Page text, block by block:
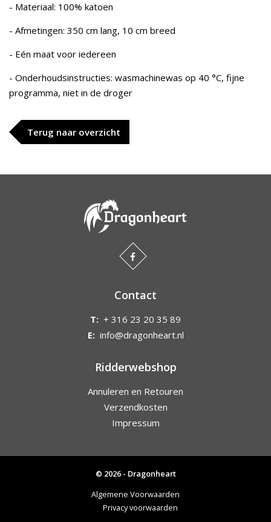
- Materiaal: 100% katoen
- Afmetingen: 350 cm lang, 10 cm breed
- Eén maat voor iedereen
- Onderhoudsinstructies: wasmachinewas op 40 °C, fijne
programma, niet in de droger
Terug naar overzicht
Contact
T: + 316 23 20 35 89
E: info@dragonheart.nl
Ridderwebshop
Annuleren en Retouren
Verzendkosten
Impressum
© 2026 - Dragonheart
Algemene Voorwaarden
Privacy voorwaarden